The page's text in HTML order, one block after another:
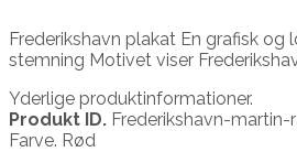
Frederikshavn plakat En grafisk
stemning Motivet viser
Yderlige produktinformationer.
Produkt ID. Frederikshavn-martin-
Farve. Rød